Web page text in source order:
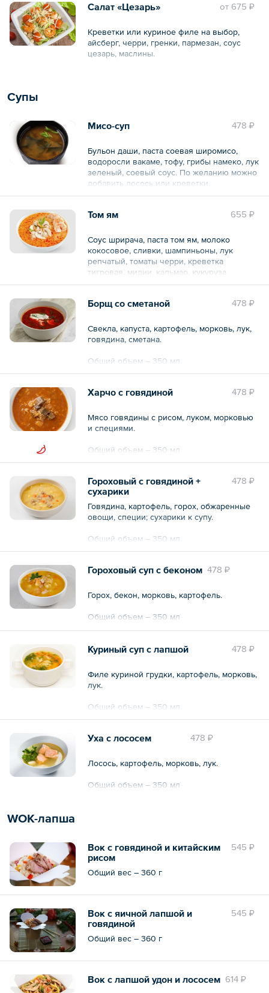
oт 675 ₽
Салат «Цезарь»
Креветки или куриное филе на выбор,
айсберг, черри, гренки, пармезан, соус
цезарь, маслины.
Супы
478 ₽
Мисо-суп
Бульон даши, паста соевая широмисо,
водоросли вакаме, тофу, грибы намеко, лук
зеленый, соевый соус. По желанию можно
добавить лосось или креветки.
655 ₽
Том ям
Соус шрирача, паста том ям, молоко
кокосовое, сливки, шампиньоны, лук
репчатый, томаты черри, креветка
тигровая, мидии, кальмар, кукуруза
консервированная, рис для суши, долька
478 ₽
Борщ со сметаной
Свекла, капуста, картофель, морковь, лук,
говядина, сметана.
Общий объем – 350 мл
478 ₽
Харчо с говядиной
Мясо говядины с рисом, луком, морковью
и специями.
Общий объем – 350 мл
478 ₽
Гороховый с говядиной +
сухарики
Говядина, картофель, горох, обжаренные
овощи, специи; сухарики к супу.
Общий объем – 350 мл
478 ₽
Гороховый суп с беконом
Горох, бекон, морковь, картофель.
Общий объем – 350 мл
478 ₽
Куриный суп с лапшой
Филе куриной грудки, картофель, морковь,
лук.
Общий объем – 350 мл
478 ₽
Уха с лососем
Лосось, картофель, морковь, лук.
Общий объем – 350 мл
WOK-лапша
545 ₽
Вок с говядиной и китайским
рисом
Общий вес – 360 г
545 ₽
Вок с яичной лапшой и
говядиной
Общий вес – 360 г
614 ₽
Вок с лапшой удон и лососем